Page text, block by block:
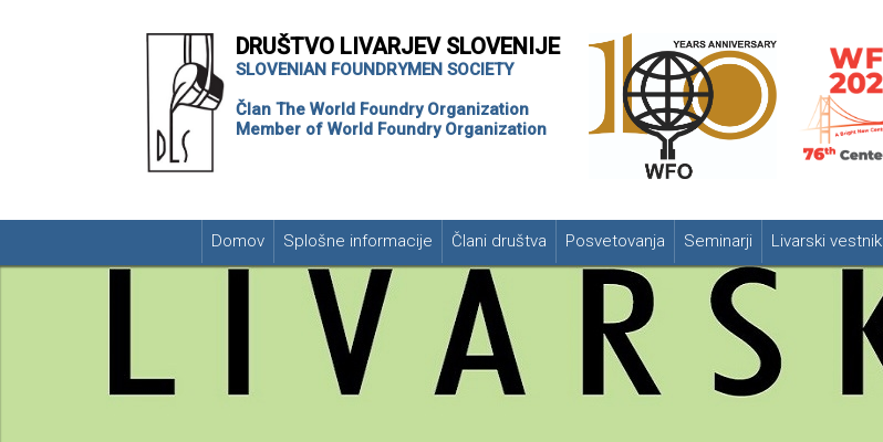
DRUŠTVO LIVARJEV SLOVENIJE
SLOVENIAN FOUNDRYMEN SOCIETY
Član The World Foundry Organization
Member of World Foundry Organization
Domov Splošne informacije Člani društva Posvetovanja Seminarji Livarski vestnik